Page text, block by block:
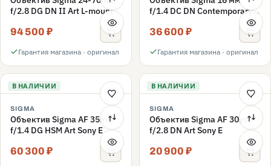
f/2.8 DG DN II Art L-mount
94 500 ₽
Гарантия магазина · оригинал
f/1.4 DC DN Contemporary
36 600 ₽
Гарантия магазина · оригинал
В НАЛИЧИИ
SIGMA
Объектив Sigma AF 35mm
f/1.4 DG HSM Art Sony E
60 300 ₽
В НАЛИЧИИ
SIGMA
Объектив Sigma AF 30mm
f/2.8 DN Art Sony E
20 900 ₽